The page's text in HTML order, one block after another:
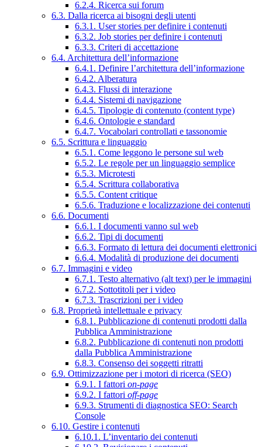
6.2.4. Ricerca sui forum
6.3. Dalla ricerca ai bisogni degli utenti
6.3.1. User stories per definire i contenuti
6.3.2. Job stories per definire i contenuti
6.3.3. Criteri di accettazione
6.4. Architettura dell’informazione
6.4.1. Definire l’architettura dell’informazione
6.4.2. Alberatura
6.4.3. Flussi di interazione
6.4.4. Sistemi di navigazione
6.4.5. Tipologie di contenuto (content type)
6.4.6. Ontologie e standard
6.4.7. Vocabolari controllati e tassonomie
6.5. Scrittura e linguaggio
6.5.1. Come leggono le persone sul web
6.5.2. Le regole per un linguaggio semplice
6.5.3. Microtesti
6.5.4. Scrittura collaborativa
6.5.5. Content critique
6.5.6. Traduzione e localizzazione dei contenuti
6.6. Documenti
6.6.1. I documenti vanno sul web
6.6.2. Tipi di documenti
6.6.3. Formato di lettura dei documenti elettronici
6.6.4. Modalità di produzione dei documenti
6.7. Immagini e video
6.7.1. Testo alternativo (alt text) per le immagini
6.7.2. Sottotitoli per i video
6.7.3. Trascrizioni per i video
6.8. Proprietà intellettuale e privacy
6.8.1. Pubblicazione di contenuti prodotti dalla
Pubblica Amministrazione
6.8.2. Pubblicazione di contenuti non prodotti
dalla Pubblica Amministrazione
6.8.3. Consenso dei soggetti ritratti
6.9. Ottimizzazione per i motori di ricerca (SEO)
6.9.1. I fattori on-page
6.9.2. I fattori off-page
6.9.3. Strumenti di diagnostica SEO: Search
Console
6.10. Gestire i contenuti
6.10.1. L’inventario dei contenuti